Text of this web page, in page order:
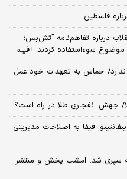
فلسطین
درباره تفاهم‌نامه آتش‌بس؛
موضوع سوءاستفاده کردند +فیلم
ندارد/ حماس به تعهدات خود عمل
جهش انفجاری طلا در راه است؟
فیفا به اصلاحات مدیریتی
سپری شد، امشب پخش و منتشر